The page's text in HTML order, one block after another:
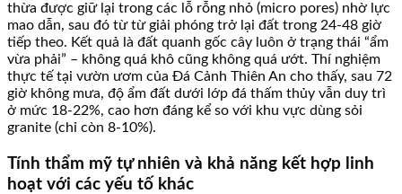
thừa được giữ lại trong các lỗ rỗng nhỏ (micro pores) nhờ lực
mao dẫn, sau đó từ từ giải phóng trở lại đất trong 24-48 giờ
tiếp theo. Kết quả là đất quanh gốc cây luôn ở trạng thái “ẩm
vừa phải” – không quá khô cũng không quá ướt. Thí nghiệm
thực tế tại vườn ươm của Đá Cảnh Thiên An cho thấy, sau 72
giờ không mưa, độ ẩm đất dưới lớp đá thấm thủy vẫn duy trì
ở mức 18-22%, cao hơn đáng kể so với khu vực dùng sỏi
granite (chỉ còn 8-10%).
Tính thẩm mỹ tự nhiên và khả năng kết hợp linh
hoạt với các yếu tố khác